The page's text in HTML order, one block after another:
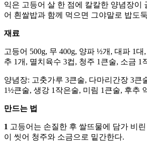
익은 고등어 살 한 점에 칼칼한 양념장이
어 흰쌀밥과 함께 먹으면 그야말로 밥도
재료
고등어 500g, 무 400g, 양파 ½개, 대파 1
추 1개, 멸치육수 3컵, 청주 1큰술, 소금 1
양념장: 고춧가루 3큰술, 다마리간장 3큰
1½큰술, 생강 1작은술, 미림 1큰술, 후추
만드는 법
1 고등어는 손질한 후 쌀뜨물에 담가 비
이 씻어 청주와 소금으로 밑간한다.